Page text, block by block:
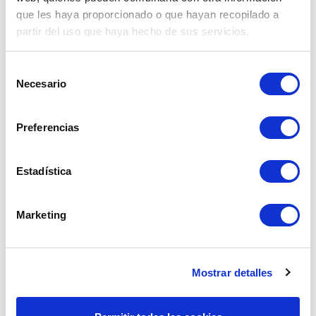
que les haya proporcionado o que hayan recopilado a
partir del uso que haya hecho de sus servicios.
Necesario
Preferencias
Estadística
Marketing
Mostrar detalles
 Añadir al carrito
En stock
BRAZO DE AYUDA DT-95